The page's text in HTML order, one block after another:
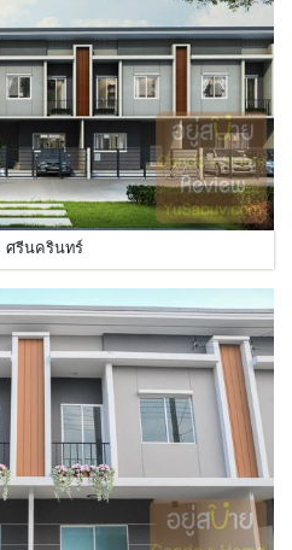
ศรีนครินทร์